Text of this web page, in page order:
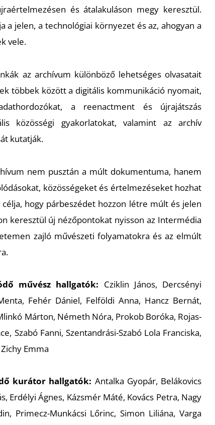
és átalakuláson megy keresztül.
a jelen, a technológiai környezet és az, ahogyan a
vele.
az archívum különböző lehetséges olvasatait
többek között a digitális kommunikáció nyomait,
a reenactment és újrajátszás
közösségi gyakorlatokat, valamint az archív
kutatják.
nem pusztán a múlt dokumentuma, hanem
közösségeket és értelmezéseket hozhat
hogy párbeszédet hozzon létre múlt és jelen
keresztül új nézőpontokat nyisson az Intermédia
zajló művészeti folyamatokra és az elmúlt
művész hallgatók: Cziklin János, Dercsényi
Fehér Dániel, Felföldi Anna, Hancz Bernát,
Márton, Németh Nóra, Prokob Boróka, Rojas-
Szabó Fanni, Szentandrási-Szabó Lola Franciska,
Emma
kurátor hallgatók: Antalka Gyopár, Belákovics
Erdélyi Ágnes, Kázsmér Máté, Kovács Petra, Nagy
Primecz-Munkácsi Lőrinc, Simon Liliána, Varga